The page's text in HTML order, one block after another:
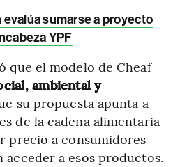
evalúa sumarse a proyecto
YPF
que el modelo de Cheaf
ambiental y
su propuesta apunta a
de la cadena alimentaria
precio a consumidores
acceder a esos productos.